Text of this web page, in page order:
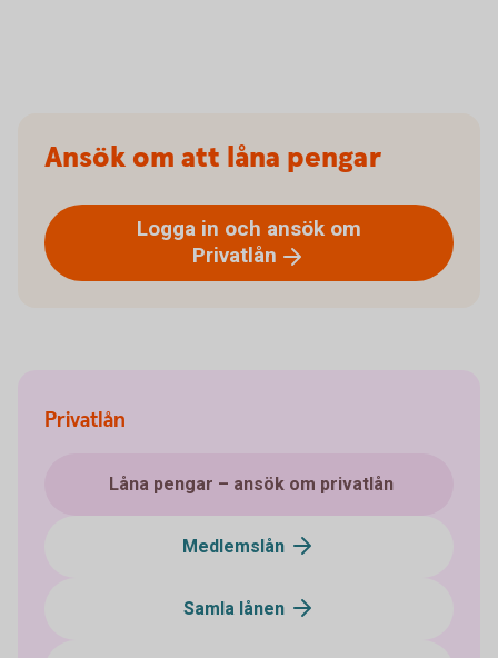
Ansök om att låna pengar
Logga in och ansök om
Privatlån
Privatlån
Låna pengar – ansök om privatlån
Medlemslån
Samla lånen